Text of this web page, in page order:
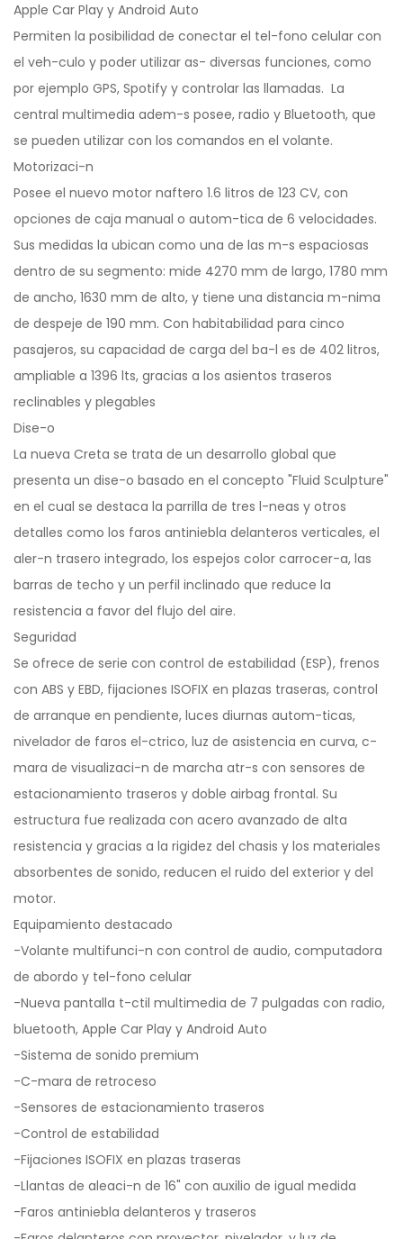
Apple Car Play y Android Auto
Permiten la posibilidad de conectar el tel-fono celular con
el veh-culo y poder utilizar as- diversas funciones, como
por ejemplo GPS, Spotify y controlar las llamadas. La
central multimedia adem-s posee, radio y Bluetooth, que
se pueden utilizar con los comandos en el volante.
Motorizaci-n
Posee el nuevo motor naftero 1.6 litros de 123 CV, con
opciones de caja manual o autom-tica de 6 velocidades.
Sus medidas la ubican como una de las m-s espaciosas
dentro de su segmento: mide 4270 mm de largo, 1780 mm
de ancho, 1630 mm de alto, y tiene una distancia m-nima
de despeje de 190 mm. Con habitabilidad para cinco
pasajeros, su capacidad de carga del ba-l es de 402 litros,
ampliable a 1396 lts, gracias a los asientos traseros
reclinables y plegables
Dise-o
La nueva Creta se trata de un desarrollo global que
presenta un dise-o basado en el concepto "Fluid Sculpture"
en el cual se destaca la parrilla de tres l-neas y otros
detalles como los faros antiniebla delanteros verticales, el
aler-n trasero integrado, los espejos color carrocer-a, las
barras de techo y un perfil inclinado que reduce la
resistencia a favor del flujo del aire.
Seguridad
Se ofrece de serie con control de estabilidad (ESP), frenos
con ABS y EBD, fijaciones ISOFIX en plazas traseras, control
de arranque en pendiente, luces diurnas autom-ticas,
nivelador de faros el-ctrico, luz de asistencia en curva, c-
mara de visualizaci-n de marcha atr-s con sensores de
estacionamiento traseros y doble airbag frontal. Su
estructura fue realizada con acero avanzado de alta
resistencia y gracias a la rigidez del chasis y los materiales
absorbentes de sonido, reducen el ruido del exterior y del
motor.
Equipamiento destacado
-Volante multifunci-n con control de audio, computadora
de abordo y tel-fono celular
-Nueva pantalla t-ctil multimedia de 7 pulgadas con radio,
bluetooth, Apple Car Play y Android Auto
-Sistema de sonido premium
-C-mara de retroceso
-Sensores de estacionamiento traseros
-Control de estabilidad
-Fijaciones ISOFIX en plazas traseras
-Llantas de aleaci-n de 16" con auxilio de igual medida
-Faros antiniebla delanteros y traseros